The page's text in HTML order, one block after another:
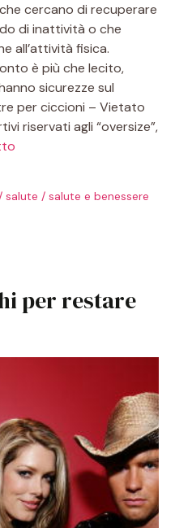
cercano di recuperare
di inattività o che
all’attività fisica.
è più che lecito,
sicurezze sul
per ciccioni – Vietato
riservati agli “oversize”,
salute / salute e benessere
per restare